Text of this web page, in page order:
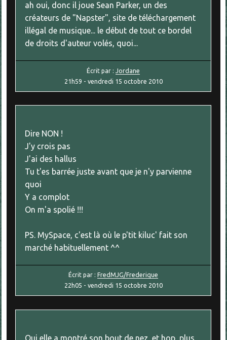
ah oui, donc il joue Sean Parker, un des
créateurs de "Napster", site de téléchargement
illégal de musique... le début de tout ce bordel
de droits d'auteur volés, quoi...
Écrit par : Jordane
21h59 - vendredi 15 octobre 2010
Dire NON !
J'y crois pas
J'ai des hallus
Tu t'es barrée juste avant que je n'y parvienne
quoi
Y a complot
On m'a spolié !!!
PS. MySpace, c'est là où le p'tit kiluc' fait son
marché habituellement ^^
Écrit par :FredMJG/Frederique
22h05 - vendredi 15 octobre 2010
Oui elle a montré son bout de nez, et hop, plus